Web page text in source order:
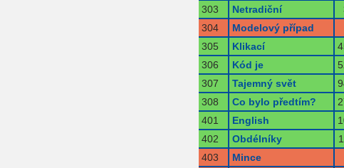
303
Netradiční
304
Modelový případ
305
Klikací
306
Kód je
307
Tajemný svět
308
Co bylo předtím?
401
English
402
Obdélníky
403
Mince